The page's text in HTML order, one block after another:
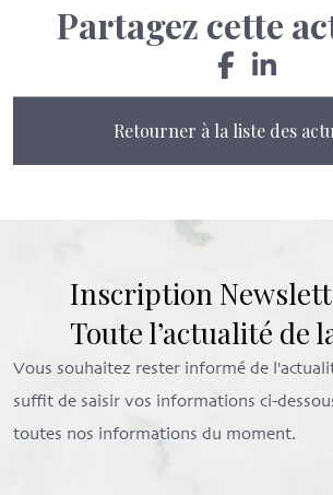
Partagez cette
Retourner à la liste des
Inscription
Toute l’actualité de
Vous souhaitez rester informé de
suffit de saisir vos informations ci-
toutes nos informations du moment.